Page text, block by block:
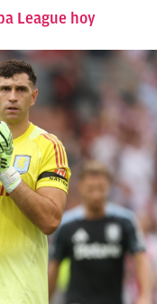
League hoy